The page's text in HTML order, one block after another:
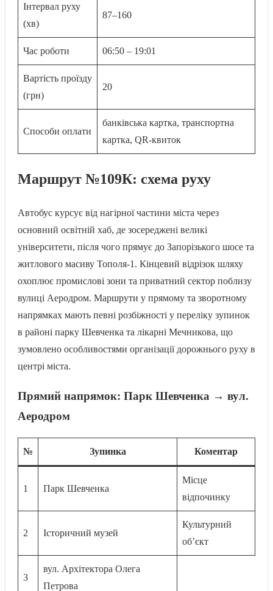
Інтервал руху
(хв)
87–160
Час роботи 06:50 – 19:01
Вартість проїзду
(грн)
20
Способи оплати
банківська картка, транспортна
картка, QR-квиток
Маршрут №109К: схема руху
Автобус курсує від нагірної частини міста через
основний освітній хаб, де зосереджені великі
університети, після чого прямує до Запорізького шосе та
житлового масиву Тополя-1. Кінцевий відрізок шляху
охоплює промислові зони та приватний сектор поблизу
вулиці Аеродром. Маршрути у прямому та зворотному
напрямках мають певні розбіжності у переліку зупинок
в районі парку Шевченка та лікарні Мечникова, що
зумовлено особливостями організації дорожнього руху в
центрі міста.
Прямий напрямок: Парк Шевченка → вул.
Аеродром
№ Зупинка Коментар
1 Парк Шевченка
Місце
відпочинку
2 Історичний музей
Культурний
об’єкт
3
вул. Архітектора Олега
Петрова